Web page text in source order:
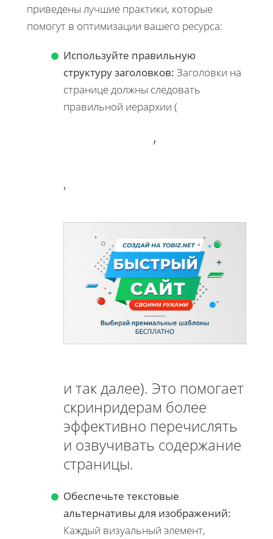
приведены лучшие практики, которые
помогут в оптимизации вашего ресурса:
Используйте правильную
структуру заголовков: Заголовки на
странице должны следовать
правильной иерархии (
,
,
и так далее). Это помогает
скринридерам более
эффективно перечислять
и озвучивать содержание
страницы.
Обеспечьте текстовые
альтернативы для изображений:
Каждый визуальный элемент,